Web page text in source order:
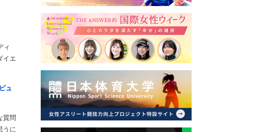
ィ
イエ
ュ
質問
うに